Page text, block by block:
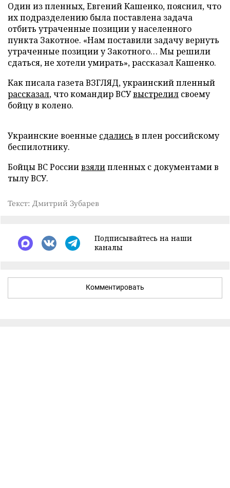
Один из пленных, Евгений Кашенко, пояснил, что
их подразделению была поставлена задача
отбить утраченные позиции у населенного
пункта Закотное. «Нам поставили задачу вернуть
утраченные позиции у Закотного… Мы решили
сдаться, не хотели умирать», рассказал Кашенко.
Как писала газета ВЗГЛЯД, украинский пленный
рассказал, что командир ВСУвыстрелил своему
бойцу в колено.
Украинские военные сдались в плен российскому
беспилотнику.
Бойцы ВС Россиивзялипленных с документами в
тылу ВСУ.
Текст: Дмитрий Зубарев
Подписывайтесь на наши
каналы
Комментировать